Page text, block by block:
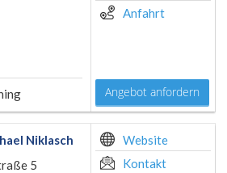
Anfahrt
Angebot anfordern
Niklasch
5
Website
Kontakt